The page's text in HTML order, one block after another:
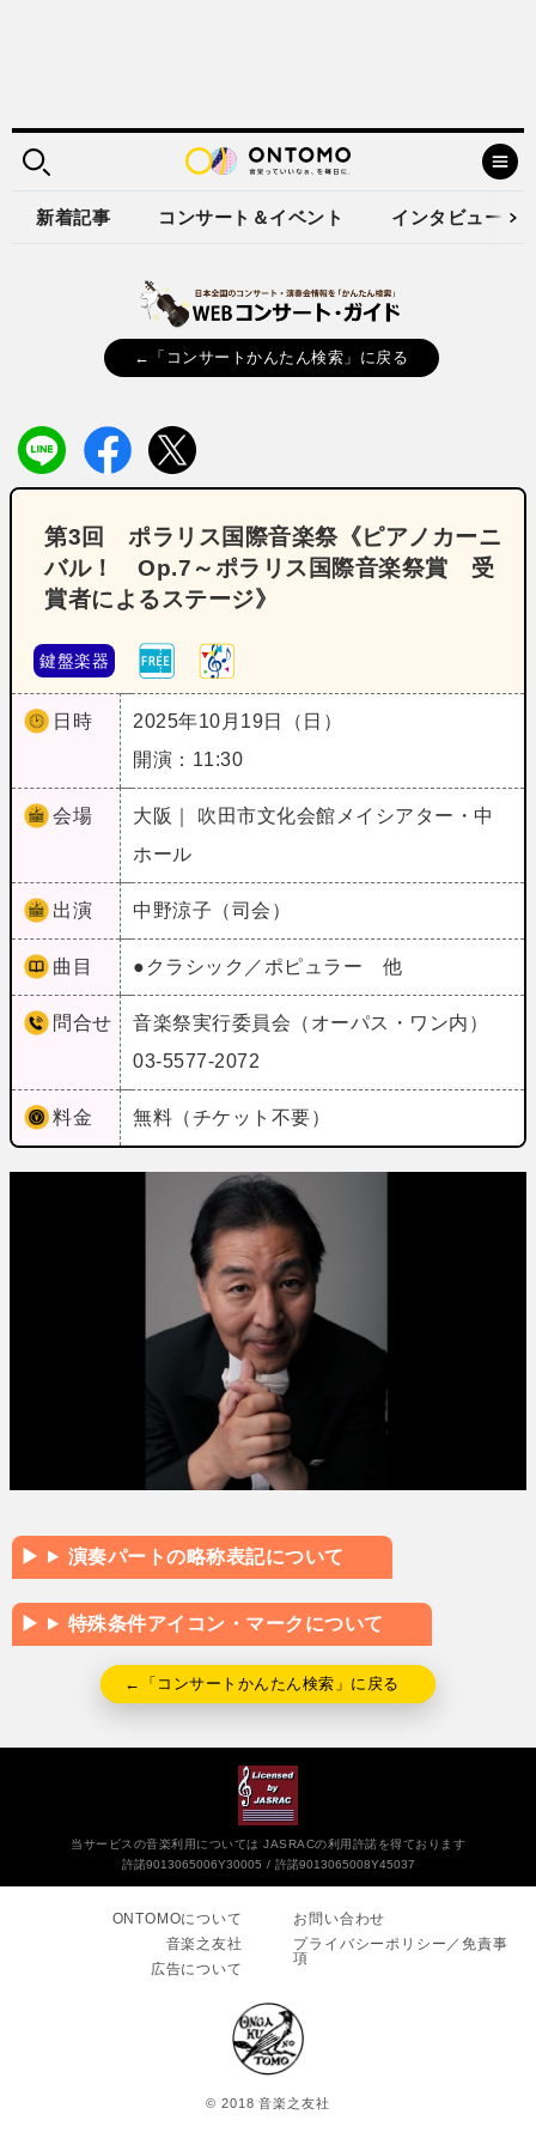
新着記事 コンサート＆イベント インタビュー
←「コンサートかんたん検索」に戻る
第3回 ポラリス国際音楽祭《ピアノカーニ
バル！ Op.7～ポラリス国際音楽祭賞 受
賞者によるステージ》
鍵盤楽器
日時
2025年10月19日（日）
開演：11:30
会場
大阪｜ 吹田市文化会館メイシアター・中
ホール
出演 中野涼子（司会）
曲目 ●クラシック／ポピュラー 他
問合せ
音楽祭実行委員会（オーパス・ワン内）
03-5577-2072
料金 無料（チケット不要）
演奏パートの略称表記について
特殊条件アイコン・マークについて
←「コンサートかんたん検索」に戻る
当サービスの音楽利用については JASRACの利用許諾を得ております
許諾9013065006Y30005
許諾9013065008Y45037
ONTOMOについて
音楽之友社
広告について
お問い合わせ
プライバシーポリシー／免責事
項
© 2018 音楽之友社